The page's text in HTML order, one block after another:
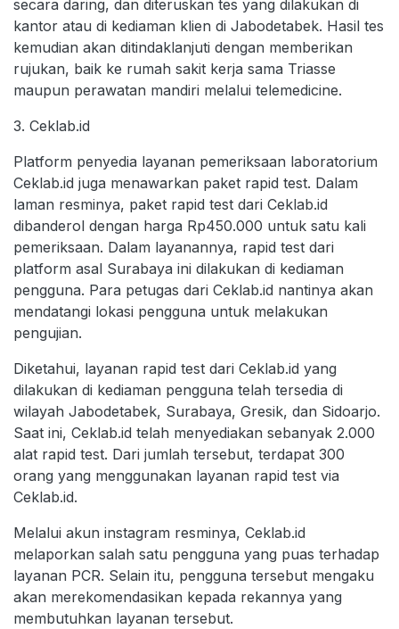
secara daring, dan diteruskan tes yang dilakukan di
kantor atau di kediaman klien di Jabodetabek. Hasil tes
kemudian akan ditindaklanjuti dengan memberikan
rujukan, baik ke rumah sakit kerja sama Triasse
maupun perawatan mandiri melalui telemedicine.
3. Ceklab.id
Platform penyedia layanan pemeriksaan laboratorium
Ceklab.id juga menawarkan paket rapid test. Dalam
laman resminya, paket rapid test dari Ceklab.id
dibanderol dengan harga Rp450.000 untuk satu kali
pemeriksaan. Dalam layanannya, rapid test dari
platform asal Surabaya ini dilakukan di kediaman
pengguna. Para petugas dari Ceklab.id nantinya akan
mendatangi lokasi pengguna untuk melakukan
pengujian.
Diketahui, layanan rapid test dari Ceklab.id yang
dilakukan di kediaman pengguna telah tersedia di
wilayah Jabodetabek, Surabaya, Gresik, dan Sidoarjo.
Saat ini, Ceklab.id telah menyediakan sebanyak 2.000
alat rapid test. Dari jumlah tersebut, terdapat 300
orang yang menggunakan layanan rapid test via
Ceklab.id.
Melalui akun instagram resminya, Ceklab.id
melaporkan salah satu pengguna yang puas terhadap
layanan PCR. Selain itu, pengguna tersebut mengaku
akan merekomendasikan kepada rekannya yang
membutuhkan layanan tersebut.